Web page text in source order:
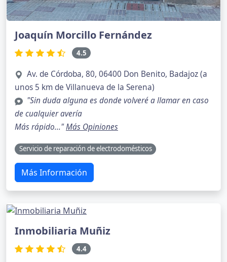
Joaquín Morcillo Fernández
4.5
Av. de Córdoba, 80, 06400 Don Benito, Badajoz (a
unos 5 km de Villanueva de la Serena)
"Sin duda alguna es donde volveré a llamar en caso
de cualquier avería
Más rápido..."Más Opiniones
Servicio de reparación de electrodomésticos
Más Información
Inmobiliaria Muñiz
4.4